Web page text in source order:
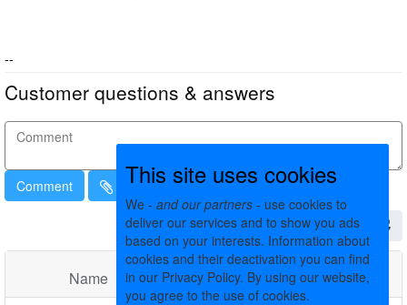
--
Customer questions & answers
Comment
Name Comments Date
This site uses cookies
We - and our partners - use cookies to
deliver our services and to show you ads
based on your interests. Information about
cookies and their deactivation you can find
in our Privacy Policy. By using our website,
you agree to the use of cookies.